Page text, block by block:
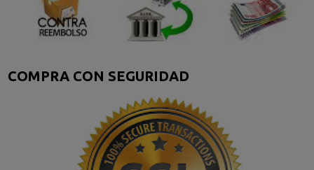
COMPRA CON SEGURIDAD